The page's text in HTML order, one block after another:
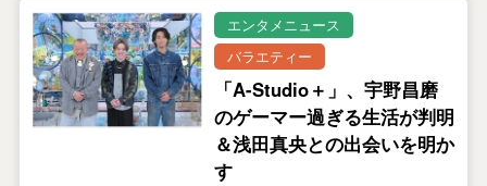
エンタメニュース
バラエティー
「A-Studio＋」、宇野昌磨
のゲーマー過ぎる生活が判明
＆浅田真央との出会いを明か
す